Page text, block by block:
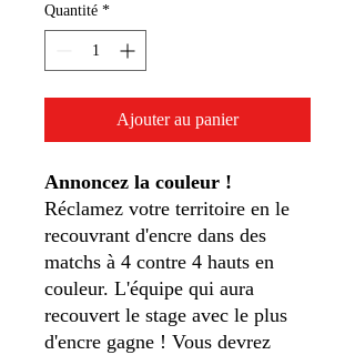
Quantité *
Ajouter au panier
Annoncez la couleur !
Réclamez votre territoire en le
recouvrant d'encre dans des
matchs à 4 contre 4 hauts en
couleur. L'équipe qui aura
recouvert le stage avec le plus
d'encre gagne ! Vous devrez